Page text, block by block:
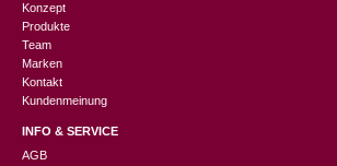
Konzept
Produkte
Team
Marken
Kontakt
Kundenmeinung
INFO & SERVICE
AGB